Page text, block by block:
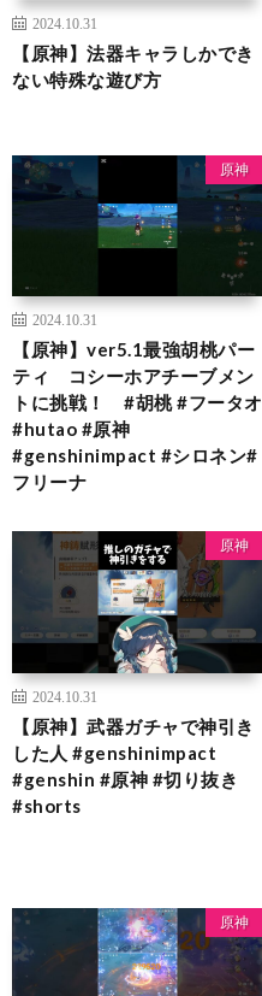
2024.10.31
【原神】法器キャラしかでき
ない特殊な遊び方
原神
2024.10.31
【原神】ver5.1最強胡桃パー
ティ コシーホアチーブメン
トに挑戦！ #胡桃 #フータオ
#hutao #原神
#genshinimpact #シロネン#
フリーナ
原神
2024.10.31
【原神】武器ガチャで神引き
した人 #genshinimpact
#genshin #原神 #切り抜き
#shorts
原神